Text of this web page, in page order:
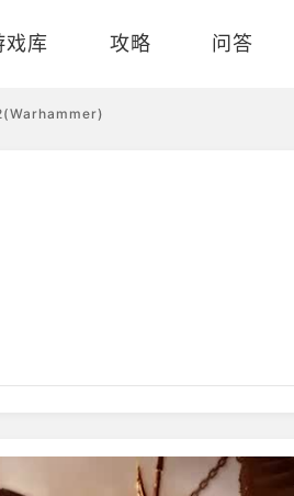
戏库 攻略 问答